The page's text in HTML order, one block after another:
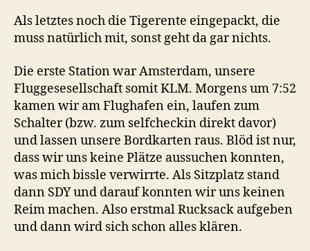
Als letztes noch die Tigerente eingepackt, die
muss natürlich mit, sonst geht da gar nichts.
Die erste Station war Amsterdam, unsere
Fluggesesellschaft somit KLM. Morgens um 7:52
kamen wir am Flughafen ein, laufen zum
Schalter (bzw. zum selfcheckin direkt davor)
und lassen unsere Bordkarten raus. Blöd ist nur,
dass wir uns keine Plätze aussuchen konnten,
was mich bissle verwirrte. Als Sitzplatz stand
dann SDY und darauf konnten wir uns keinen
Reim machen. Also erstmal Rucksack aufgeben
und dann wird sich schon alles klären.